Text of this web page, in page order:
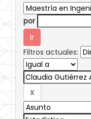
por
Filtros actuales: